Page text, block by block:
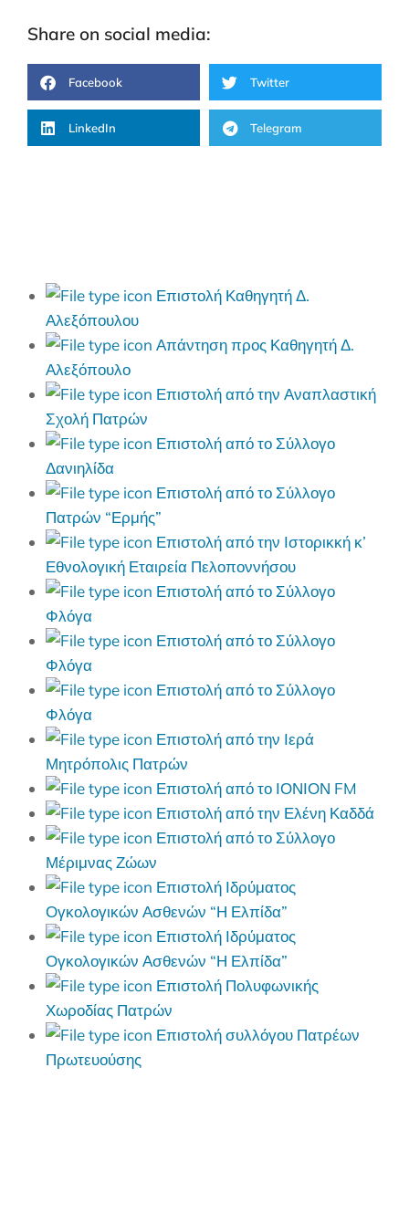
Επιστολή Καθηγητή Δ.
Αλεξόπουλου
Απάντηση προς Καθηγητή Δ.
Αλεξόπουλο
Επιστολή από την Αναπλαστική
Σχολή Πατρών
Επιστολή από το Σύλλογο
Δανιηλίδα
Επιστολή από το Σύλλογο
Πατρών “Ερμής”
Επιστολή από την Ιστορικκή κ’
Εθνολογική Εταιρεία Πελοποννήσου
Επιστολή από το Σύλλογο
Φλόγα
Επιστολή από το Σύλλογο
Φλόγα
Επιστολή από το Σύλλογο
Φλόγα
Επιστολή από την Ιερά
Μητρόπολις Πατρών
Επιστολή από το ΙΟΝΙΟΝ FM
Επιστολή από την Ελένη Καδδά
Επιστολή από το Σύλλογο
Μέριμνας Ζώων
Επιστολή Ιδρύματος
Ογκολογικών Ασθενών “Η Ελπίδα”
Επιστολή Ιδρύματος
Ογκολογικών Ασθενών “Η Ελπίδα”
Επιστολή Πολυφωνικής
Χωροδίας Πατρών
Επιστολή συλλόγου Πατρέων
Πρωτευούσης
Share on social media:
Facebook Twitter
LinkedIn Telegram